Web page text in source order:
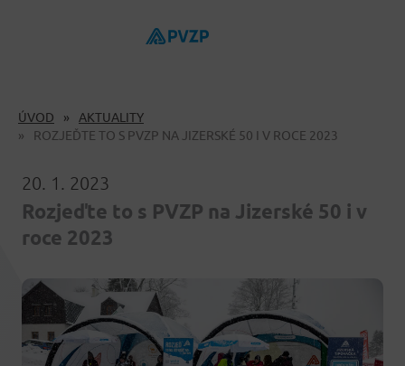
ÚVOD
AKTUALITY
ROZJEĎTE TO S PVZP NA JIZERSKÉ 50 I V ROCE 2023
20. 1. 2023
Rozjeďte to s PVZP na Jizerské 50 i v
roce 2023